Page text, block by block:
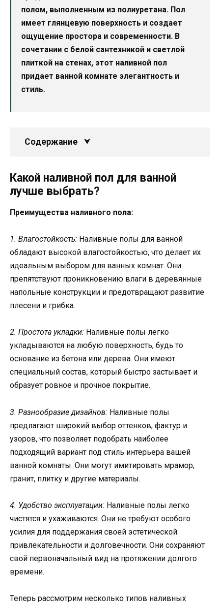
полом, выполненным из полиуретана. Пол
имеет глянцевую поверхность и создает
ощущение простора и современности. В
сочетании с белой сантехникой и светлой
плиткой на стенах, этот наливной пол
придает ванной комнате элегантность и
стиль.
Содержание
Какой наливной пол для ванной
лучше выбрать?
Преимущества наливного пола:
1. Влагостойкость: Наливные полы для ванной
обладают высокой влагостойкостью, что делает их
идеальным выбором для ванных комнат. Они
препятствуют проникновению влаги в деревянные
напольные конструкции и предотвращают развитие
плесени и грибка.
2. Простота укладки: Наливные полы легко
укладываются на любую поверхность, будь то
основание из бетона или дерева. Они имеют
специальный состав, который быстро застывает и
образует ровное и прочное покрытие.
3. Разнообразие дизайнов: Наливные полы
предлагают широкий выбор оттенков, фактур и
узоров, что позволяет подобрать наиболее
подходящий вариант под стиль интерьера вашей
ванной комнаты. Они могут имитировать мрамор,
гранит, плитку и другие материалы.
4. Удобство эксплуатации: Наливные полы легко
чистятся и ухаживаются. Они не требуют особого
усилия для поддержания своей эстетической
привлекательности и долговечности. Они сохраняют
свой первоначальный вид на протяжении долгого
времени.
Теперь рассмотрим несколько типов наливных